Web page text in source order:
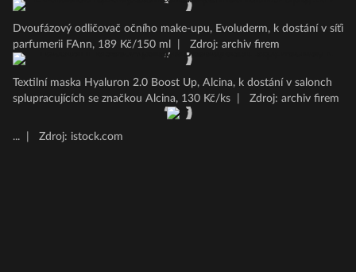
Dvoufázový odličovač očního make-upu, Evoluderm, k dostání v síťi
parfumerii FAnn, 189 Kč/150 ml
Zdroj: archiv firem
Textilní maska Hyaluron 2.0 Boost Up, Alcina, k dostání v salonch
splupracujících se značkou Alcina, 130 Kč/ks
Zdroj: archiv firem
... Zdroj: istock.com